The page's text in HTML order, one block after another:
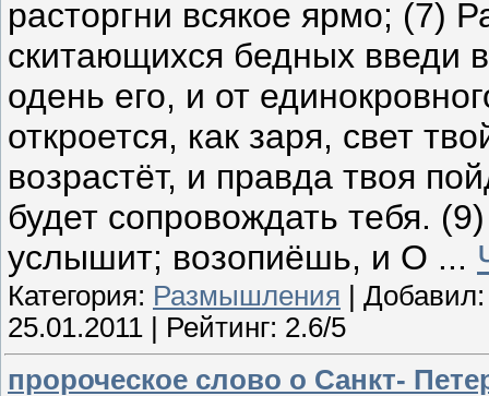
расторгни всякое ярмо; (7)
скитающихся бедных введи
одень его, и от
откроется, как заря, свет
возрастёт, и правда твоя
будет сопровождать тебя.
услышит; возопиёшь, и О ...
Категория: Размышления |
25.01.2011 | Рейтинг: 2.6/5
пророческое слово о Санкт-